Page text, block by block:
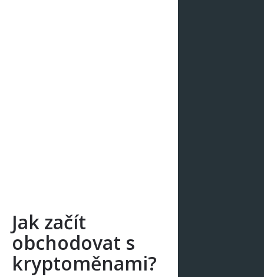
Jak začít
obchodovat s
kryptoměnami?